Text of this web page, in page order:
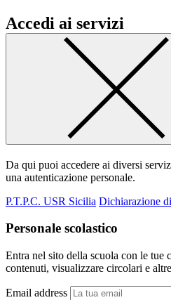
Accedi ai servizi
Da qui puoi accedere ai diversi
una autenticazione personale.
P.T.P.C. USR Sicilia Dichiarazione
Personale scolastico
Entra nel sito della scuola con le tue
contenuti, visualizzare circolari e
Email address